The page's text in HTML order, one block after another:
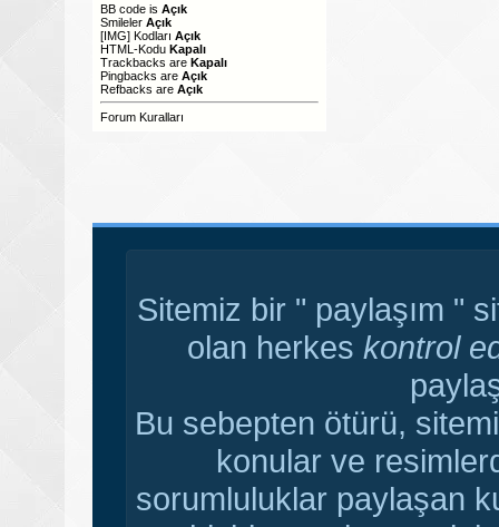
BB code is Açık
Smileler Açık
[IMG] Kodları Açık
HTML-Kodu Kapalı
Trackbacks are Kapalı
Pingbacks are Açık
Refbacks are Açık
Forum Kuralları
Sitemiz bir " paylaşım "
olan herkes kontrol
Bu sebepten ötürü,
konular ve
sorumluluklar paylaşan